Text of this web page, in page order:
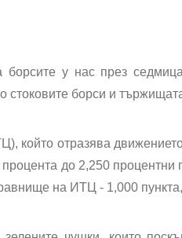
борсите у нас през
стоковите борси и
който отразява
до 2,250
на ИТЦ - 1,000